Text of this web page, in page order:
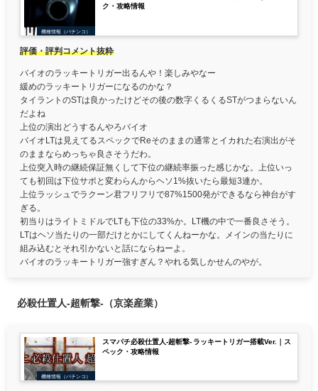
機種情報（パチンコ）
ク・攻略情報
評価・評判コメント抜粋
バイオのラッキートリガー出るんや！楽しみやなー
緩めのラッキートリガーになるのかな？
タイラントのSTは良かったけどその後の数字くるくるSTがつまらないん
だよね
上位の演出どうするんやろバイオ
バイオLTは見えてるスペックでReそのままの通常とイカれた右演出がそ
のままならめっちゃ良さそうだわ。
上位突入時の継続保証無くして下位の継続率振った感じかな。上位いっ
ても初回は下位サポと変わらんからヘソ1%抜いたら最短3連か。
上位ラッシュでラクーン君フリフリで87%1500発ができるなら神台がす
ぎる。
初当りはライトミドルでLTも下位の33%か。LT機の中で一番良さそう。
LTはヘソ当たりの一部だけとかにしてくんねーかな。メインの当たりに
組み込むとそれ引かないと話にならねーよ。
バイオのラッキートリガー強すぎん？やれる気しかせんのやが。
必殺仕置人-超斬撃-（京楽産業）
機種情報（パチンコ）
スマパチ必殺仕置人-超斬撃- ラッキートリガー搭載Ver.｜ス
ペック・攻略情報